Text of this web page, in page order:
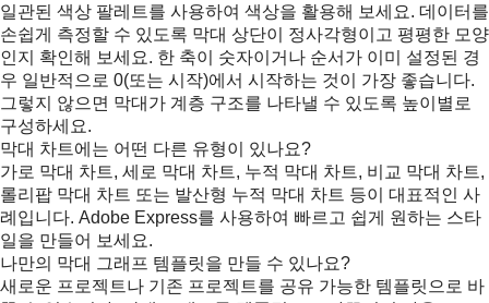
일관된 색상 팔레트를 사용하여 색상을 활용해 보세요. 데이터를
손쉽게 측정할 수 있도록 막대 상단이 정사각형이고 평평한 모양
인지 확인해 보세요. 한 축이 숫자이거나 순서가 이미 설정된 경
우 일반적으로 0(또는 시작)에서 시작하는 것이 가장 좋습니다.
그렇지 않으면 막대가 계층 구조를 나타낼 수 있도록 높이별로
구성하세요.
막대 차트에는 어떤 다른 유형이 있나요?
가로 막대 차트, 세로 막대 차트, 누적 막대 차트, 비교 막대 차트,
롤리팝 막대 차트 또는 발산형 누적 막대 차트 등이 대표적인 사
례입니다. Adobe Express를 사용하여 빠르고 쉽게 원하는 스타
일을 만들어 보세요.
나만의 막대 그래프 템플릿을 만들 수 있나요?
새로운 프로젝트나 기존 프로젝트를 공유 가능한 템플릿으로 바